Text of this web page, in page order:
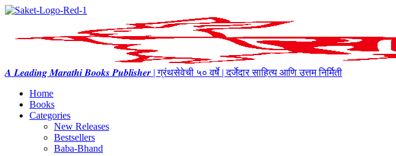
𝑨 𝑳𝒆𝒂𝒅𝒊𝒏𝒈 𝑴𝒂𝒓𝒂𝒕𝒉𝒊 𝑩𝒐𝒐𝒌𝒔 𝑷𝒖𝒃𝒍𝒊𝒔𝒉𝒆𝒓 | ग्रंथसेवेची ५० वर्षे | दर्जेदार साहित्य आणि उत्तम निर्मिती
Home
Books
Categories
New Releases
Bestsellers
Baba-Bhand